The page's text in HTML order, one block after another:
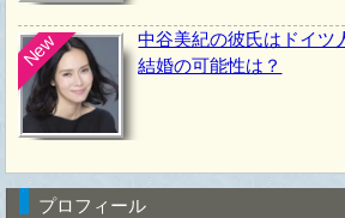
New
中谷美紀の彼氏はドイツ
結婚の可能性は？
プロフィール